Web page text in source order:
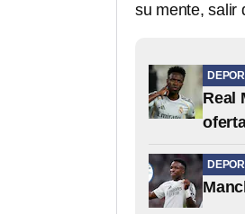
su mente, salir
Real